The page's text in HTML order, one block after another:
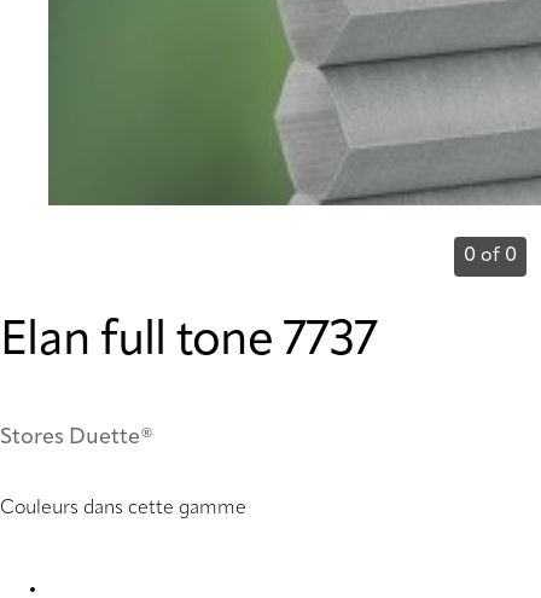
0 of 0
Elan full tone 7737
Stores Duette®
Couleurs dans cette gamme